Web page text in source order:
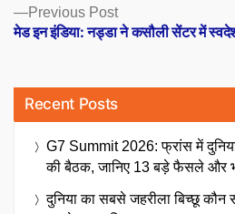
Previous PostPrevious
post:
मेड इन इंडिया: नड्डा ने कसौली सेंटर में
Recent Posts
G7 Summit 2026: फ्रांस में
की बैठक, जानिए 13 बड़े फैसले और
दुनिया का सबसे जहरीला बिच्छू कौन